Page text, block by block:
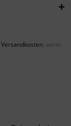
Versandkosten, wenn